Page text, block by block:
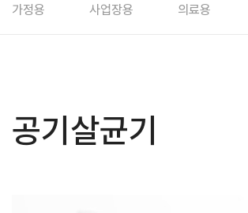
가정용 사업장용 의료용
공기살균기